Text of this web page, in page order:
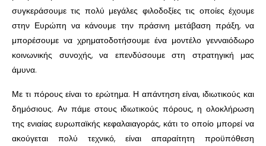
συγκεράσουμε τις πολύ μεγάλες φιλοδοξίες τις οποίες έχουμε
στην Ευρώπη να κάνουμε την πράσινη μετάβαση πράξη, να
μπορέσουμε να χρηματοδοτήσουμε ένα μοντέλο γενναιόδωρο
κοινωνικής συνοχής, να επενδύσουμε στη στρατηγική μας
άμυνα.
Με τι πόρους είναι το ερώτημα. Η απάντηση είναι, ιδιωτικούς και
δημόσιους. Αν πάμε στους ιδιωτικούς πόρους, η ολοκλήρωση
της ενιαίας ευρωπαϊκής κεφαλαιαγοράς, κάτι το οποίο μπορεί να
ακούγεται πολύ τεχνικό, είναι απαραίτητη προϋπόθεση